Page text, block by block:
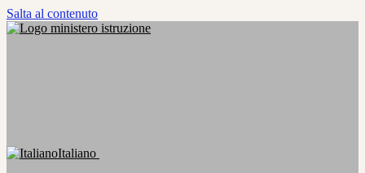
Salta al contenuto
Italiano